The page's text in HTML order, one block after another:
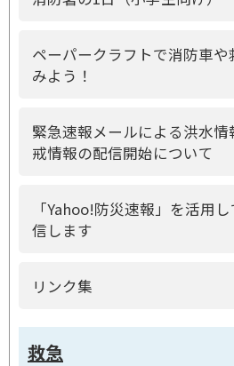
ペーパークラフトで消防車や
みよう！
緊急速報メールによる洪水
戒情報の配信開始について
「Yahoo!防災速報」を活用
信します
リンク集
救急